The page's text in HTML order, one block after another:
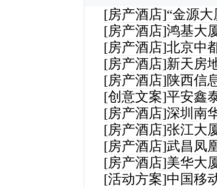
[房产酒店]“金源
[房产酒店]鸿基大
[房产酒店]北京中
[房产酒店]新天房
[房产酒店]陕西信
[创意文案]平安鑫
[房产酒店]深圳南
[房产酒店]张江大
[房产酒店]武昌凤
[房产酒店]美华大
[活动方案]中国移